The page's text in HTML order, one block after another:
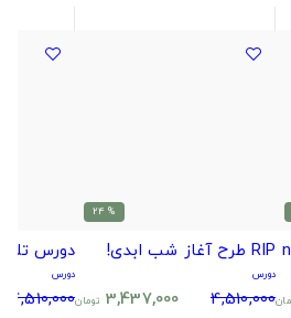
% 24
RIP طرح آغاز شب ابدی!
دورس
4,510,000
3,437,000 تومان
دورس
دورس
4,510,000